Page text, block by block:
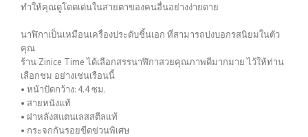
ทำให้คุณดูโดดเด่นในสายตาของคนอื่นอย่างง่ายดาย
นาฬิกาเป็นเหมือนเครื่องประดับชิ้นเอก ที่สามารถบ่งบอกรสนิยมในตัว
คุณ
ร้าน Zinice Time ได้เลือกสรรนาฬิกาสวยคุณภาพดีมากมาย ไว้ให้ท่าน
เลือกชม อย่างเช่นเรือนนี้
• หน้าปัดกว้าง: 4.4 ซม.
• สายหนังแท้
• ฝาหลังสแตนเลสสตีลแท้
• กระจกกันรอยขีดข่วนพิเศษ